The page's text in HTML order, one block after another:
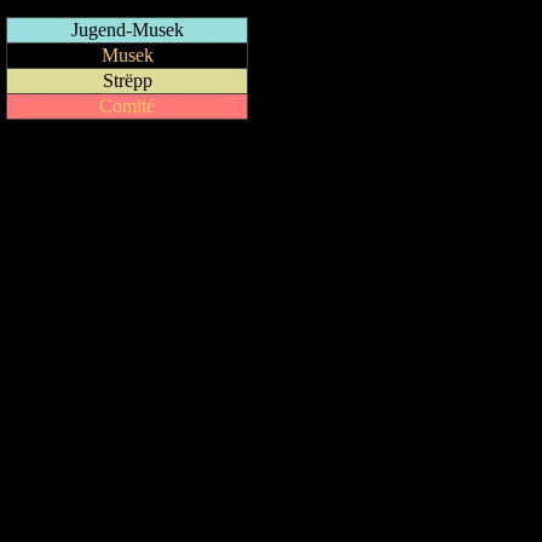
Jugend-Musek
Musek
Strëpp
Comité